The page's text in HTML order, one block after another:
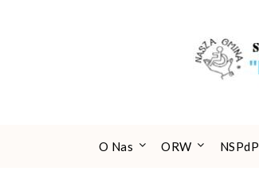
O Nas ORW NSPdP